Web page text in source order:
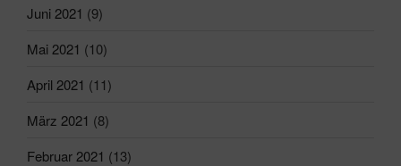
Juni 2021 (9)
Mai 2021 (10)
April 2021 (11)
März 2021 (8)
Februar 2021 (13)